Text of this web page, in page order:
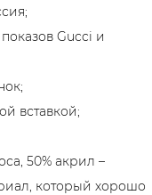
Gucci и
вставкой;
50% акрил –
который хорошо